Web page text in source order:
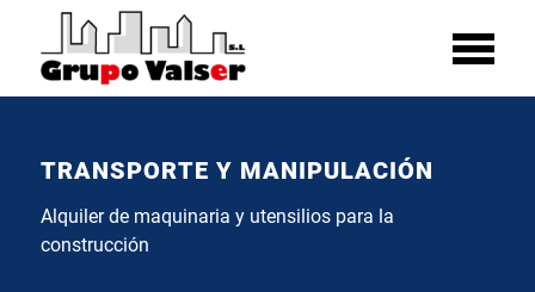
TRANSPORTE Y MANIPULACIÓN
Alquiler de maquinaria y utensilios para la
construcción